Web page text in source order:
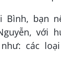
Bình, bạn
với
các